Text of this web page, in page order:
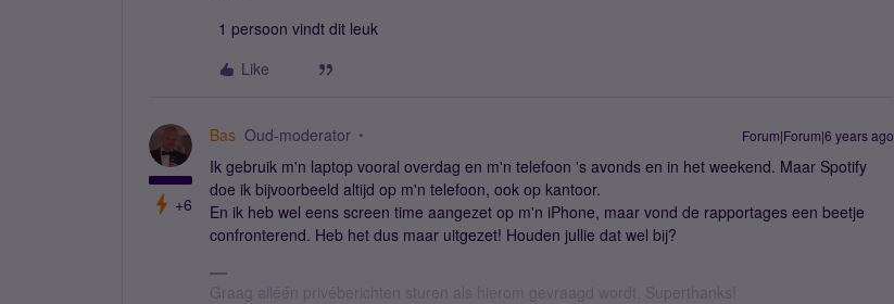
1 persoon vindt dit leuk
Like
+6
Bas Oud-moderator Forum|Forum|6 years ago
Ik gebruik m'n laptop vooral overdag en m'n telefoon 's avonds en in het weekend. Maar Spotify
doe ik bijvoorbeeld altijd op m'n telefoon, ook op kantoor.
En ik heb wel eens screen time aangezet op m'n iPhone, maar vond de rapportages een beetje
confronterend. Heb het dus maar uitgezet! Houden jullie dat wel bij?
Graag alléén privéberichten sturen als hierom gevraagd wordt. Superthanks!